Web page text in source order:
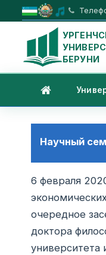
БЕРУНИ
Научный
6 февраля
очередное
доктора